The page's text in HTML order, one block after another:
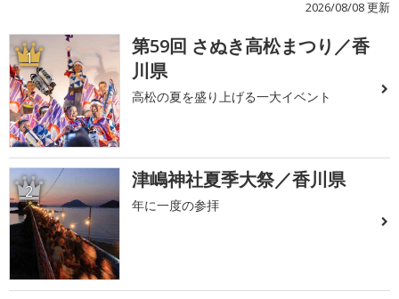
2026/08/08 更新
1
第59回 さぬき高松まつり／香
川県
高松の夏を盛り上げる一大イベント
2 津嶋神社夏季大祭／香川県
年に一度の参拝